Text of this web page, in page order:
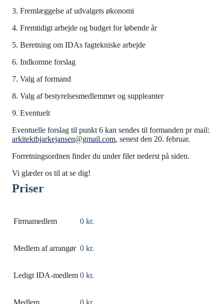
3. Fremlæggelse af udvalgets økonomi
4. Fremtidigt arbejde og budget for løbende år
5. Beretning om IDAs fagtekniske arbejde
6. Indkomne forslag
7. Valg af formand
8. Valg af bestyrelsesmedlemmer og suppleanter
9. Eventuelt
Eventuelle forslag til punkt 6 kan sendes til formanden pr mail:
arkitektbjarkejansen@gmail.com, senest den 20. februar.
Forretningsordnen finder du under filer nederst på siden.
Vi glæder os til at se dig!
Priser
Firmamedlem 0 kr.
Medlem af arrangør 0 kr.
Ledigt IDA-medlem 0 kr.